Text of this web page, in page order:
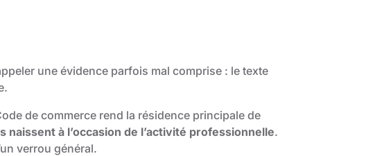
une évidence parfois mal comprise : le texte
de commerce rend la résidence principale de
naissent à l’occasion de l’activité professionnelle.
verrou général.